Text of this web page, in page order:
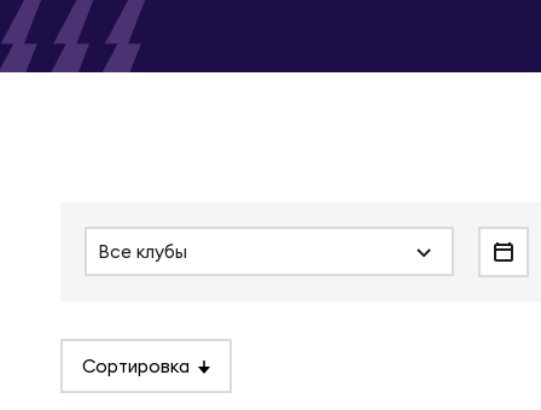
Регионы
Антидопинг
Контакты
Все клубы
Сортировка